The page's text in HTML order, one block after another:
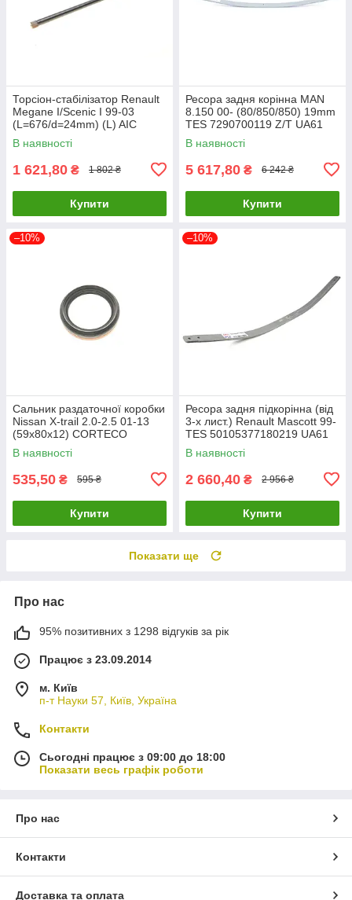
Торсіон-стабілізатор Renault
Megane I/Scenic I 99-03
(L=676/d=24mm) (L) AIC
56750 UA61
В наявності
1 621,80 ₴ 1 802 ₴
Купити
Ресора задня корінна MAN
8.150 00- (80/850/850) 19mm
TES 7290700119 Z/T UA61
В наявності
5 617,80 ₴ 6 242 ₴
Купити
–10%
Сальник раздаточної коробки
Nissan X-trail 2.0-2.5 01-13
(59x80x12) CORTECO
19034986B UA61
В наявності
535,50 ₴ 595 ₴
Купити
–10%
Ресора задня підкорінна (від
3-х лист.) Renault Mascott 99-
TES 50105377180219 UA61
В наявності
2 660,40 ₴ 2 956 ₴
Купити
Показати ще
Про нас
95% позитивних з 1298 відгуків за рік
Працює з 23.09.2014
м. Київ
п-т Науки 57, Київ, Україна
Контакти
Сьогодні працює з 09:00 до 18:00
Показати весь графік роботи
Про нас
Контакти
Доставка та оплата